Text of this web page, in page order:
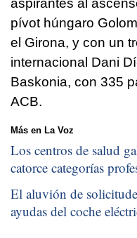
aspirantes al
pívot húngaro
el Girona, y con un
internacional Dani
Baskonia, con 335
ACB.
Más en La Voz
Los centros de salud
catorce categorías
El aluvión de
ayudas del coche